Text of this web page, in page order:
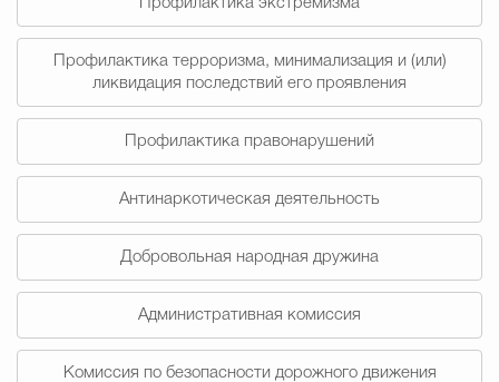
Противодействие
Городская среда
Экономика Муниципальные
Профилактика экстремизма
Профилактика терроризма, минимализация и (или)
ликвидация последствий его проявления
Профилактика правонарушений
Антинаркотическая деятельность
Добровольная народная дружина
Административная комиссия
Комиссия по безопасности дорожного движения